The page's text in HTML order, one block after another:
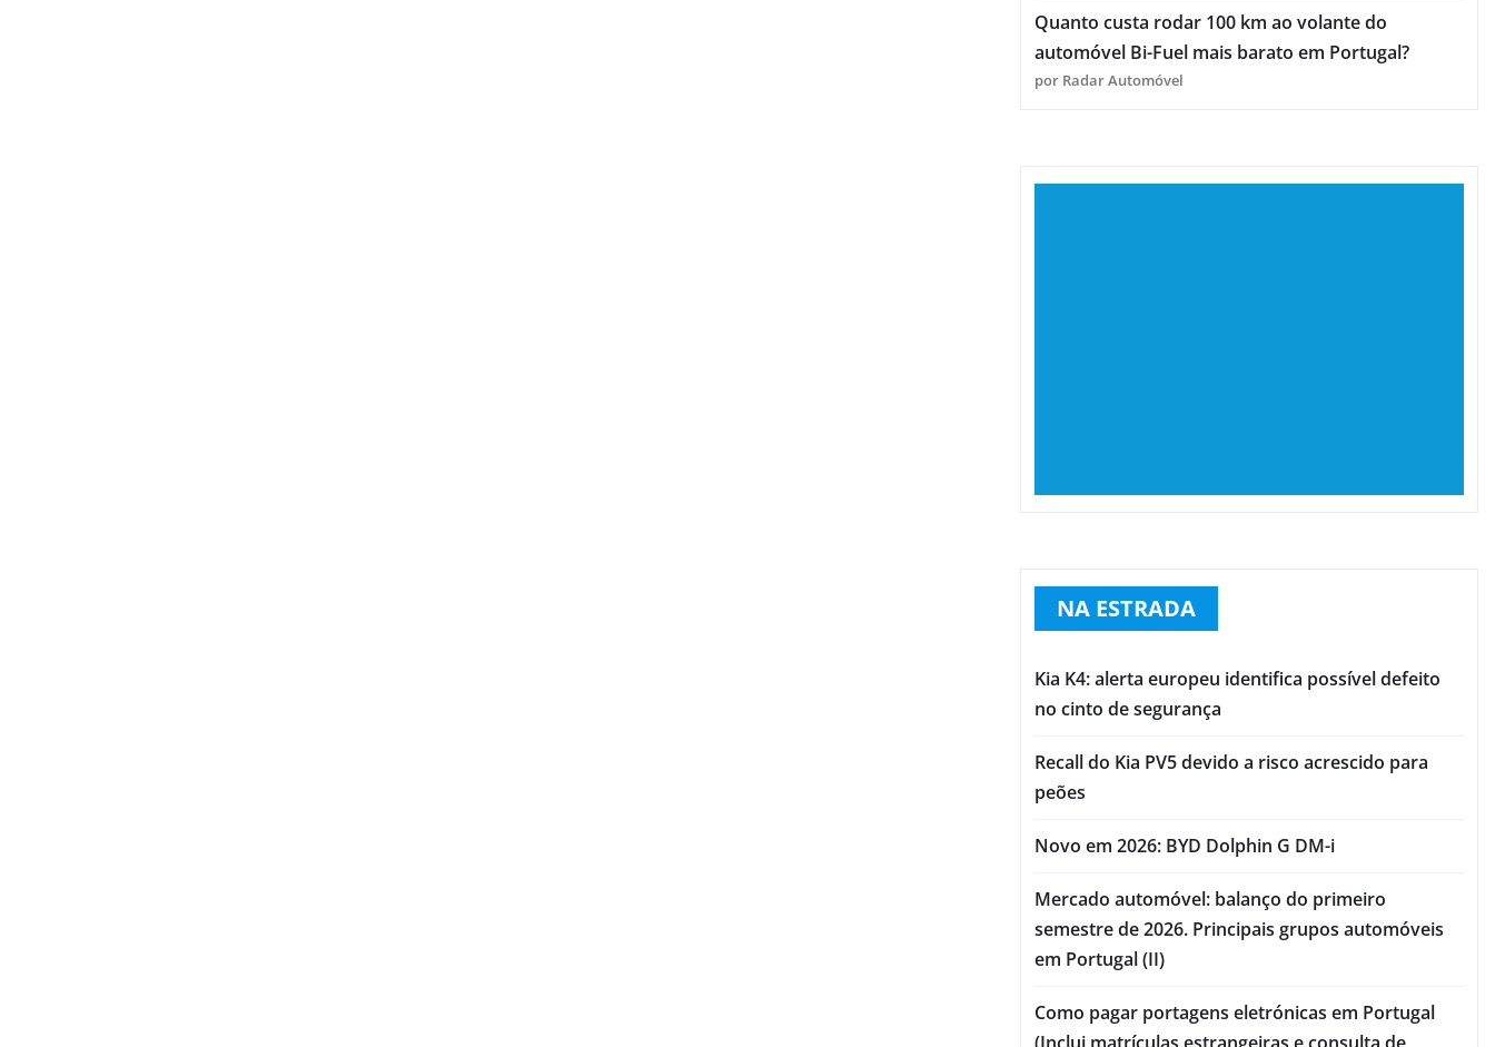
Quanto custa rodar 100 km ao volante do
automóvel Bi-Fuel mais barato em Portugal?
por Radar Automóvel
NA ESTRADA
Kia K4: alerta europeu identifica possível defeito
no cinto de segurança
Recall do Kia PV5 devido a risco acrescido para
peões
Novo em 2026: BYD Dolphin G DM-i
Mercado automóvel: balanço do primeiro
semestre de 2026. Principais grupos automóveis
em Portugal (II)
Como pagar portagens eletrónicas em Portugal